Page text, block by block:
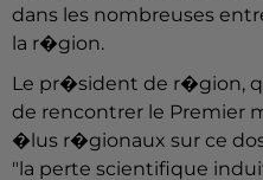
dans les nombreuses
la r�gion.
Le pr�sident de r�gion,
de rencontrer le Premier
�lus r�gionaux sur ce
"la perte scientifique